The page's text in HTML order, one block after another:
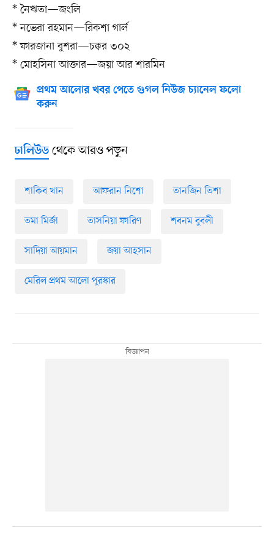
* নৈঋতা—জংলি
* নভেরা রহমান—রিকশা গার্ল
* ফারজানা বুশরা—চক্কর ৩০২
* মোহসিনা আক্তার—জয়া আর শারমিন
প্রথম আলোর খবর পেতে গুগল নিউজ চ্যানেল ফলো
করুন
ঢালিউডথেকে আরও পড়ুন
শাকিব খান আফরান নিশো তানজিন তিশা
তমা মির্জা তাসনিয়া ফারিণ শবনম বুবলী
সাদিয়া আয়মান জয়া আহসান
মেরিল প্রথম আলো পুরস্কার